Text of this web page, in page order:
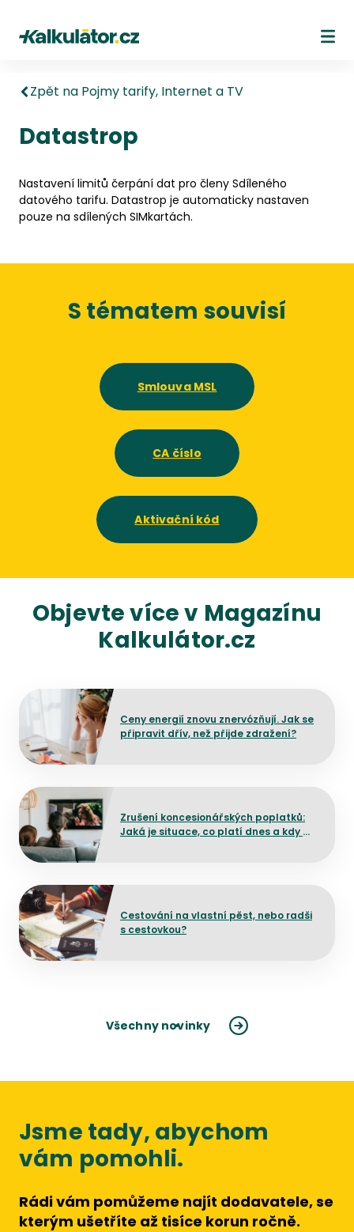
Kalkulátor.cz
Zpět na Pojmy tarify, Internet a TV
Datastrop
Nastavení limitů čerpání dat pro členy Sdíleného
datového tarifu. Datastrop je automaticky nastaven
pouze na sdílených SIMkartách.
S tématem souvisí
Smlouva MSL
CA číslo
Aktivační kód
Objevte více v Magazínu
Kalkulátor.cz
Ceny energií znovu znervózňují. Jak se
připravit dřív, než přijde zdražení?
Přejít na detail článku
Zrušení koncesionářských poplatků:
Jaká je situace, co platí dnes a kdy by
Přejít na detail článku
Cestování na vlastní pěst, nebo radši
s cestovkou?
Přejít na detail článku
Všechny novinky
Jsme tady, abychom
vám pomohli.
Rádi vám pomůžeme najít dodavatele, se
kterým ušetříte až tisíce korun ročně.